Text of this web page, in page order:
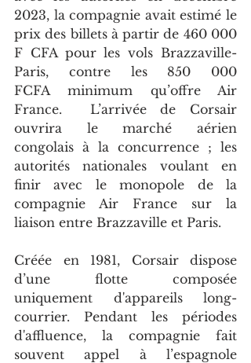
2023, la compagnie avait estimé le
prix des billets à partir de 460 000
F CFA pour les vols Brazzaville-
Paris, contre les 850 000
FCFA minimum qu’offre Air
France.  L’arrivée de Corsair
ouvrira le marché aérien
congolais à la concurrence ; les
autorités nationales voulant en
finir avec le monopole de la
compagnie Air France sur la
liaison entre Brazzaville et Paris.
Créée en 1981, Corsair dispose
d’une flotte composée
uniquement d'appareils long-
courrier. Pendant les périodes
d'affluence, la compagnie fait
souvent appel à l’espagnole